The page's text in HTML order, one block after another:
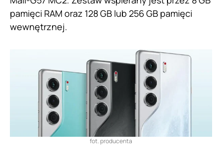
pamięci RAM oraz 128 GB lub 256 GB pamięci
wewnętrznej.
fot. producenta